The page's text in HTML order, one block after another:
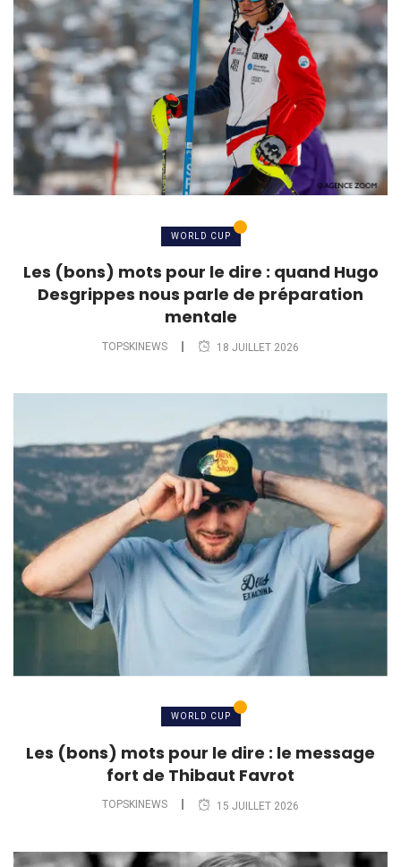
WORLD CUP
Les (bons) mots pour le dire : quand Hugo
Desgrippes nous parle de préparation
mentale
TOPSKINEWS 18 JUILLET 2026
WORLD CUP
Les (bons) mots pour le dire : le message
fort de Thibaut Favrot
TOPSKINEWS 15 JUILLET 2026